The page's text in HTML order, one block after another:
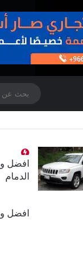
افضل
الدمام
افضل